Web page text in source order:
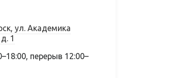
ул. Академика
1
перерыв 12:00–